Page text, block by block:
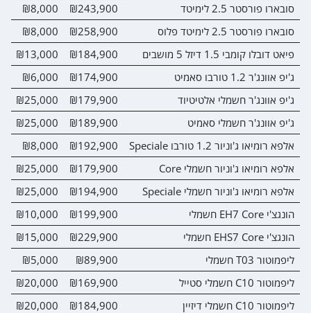
סובארו פורסטר 2.5 לימיטד
₪243,900
₪8,000
סובארו פורסטר 2.5 לימיטד פלוס
₪258,900
₪8,000
פיאט דובלו קומבי 1.5 דיזל 5 מושבים
₪184,900
₪13,000
ג'יפ אוונג'ר 1.2 טורבו סאמיט
₪174,900
₪6,000
ג'יפ אוונג'ר חשמלי אלטיטיוד
₪179,900
₪25,000
ג'יפ אוונג'ר חשמלי סאמיט
₪189,900
₪25,000
אלפא רומיאו ג'וניור 1.2 טורבו Speciale
₪192,900
₪8,000
אלפא רומיאו ג'וניור חשמלי Core
₪179,900
₪25,000
אלפא רומיאו ג'וניור חשמלי Speciale
₪194,900
₪25,000
הונגצ'י EH7 Core חשמלי
₪199,900
₪10,000
הונגצ'י EHS7 Core חשמלי
₪229,900
₪15,000
ליפמוטור T03 חשמלי
₪89,900
₪5,000
ליפמוטור C10 חשמלי סטייל
₪169,900
₪20,000
ליפמוטור C10 חשמלי דיזיין
₪184,900
₪20,000